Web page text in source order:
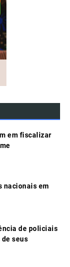
em fiscalizar
nacionais em
de policiais
seus